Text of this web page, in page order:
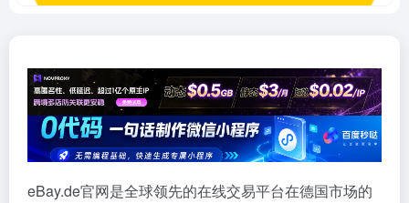
eBay.de官网是全球领先的在线交易平台在德国市场的